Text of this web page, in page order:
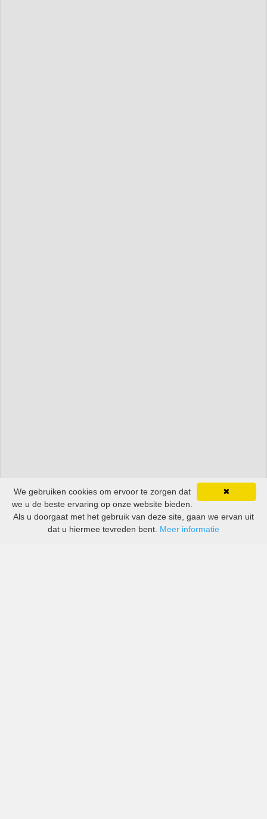
✖
We gebruiken cookies om ervoor te zorgen dat
we u de beste ervaring op onze website bieden.
Als u doorgaat met het gebruik van deze site, gaan we ervan uit
dat u hiermee tevreden bent. Meer informatie